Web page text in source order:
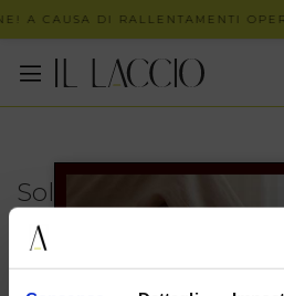
A CAUSA DI RALLENTAMENTI
Solo in negozio
PUOI TROVARE QUESTO
NOSTRI PUNTI VENDITA: